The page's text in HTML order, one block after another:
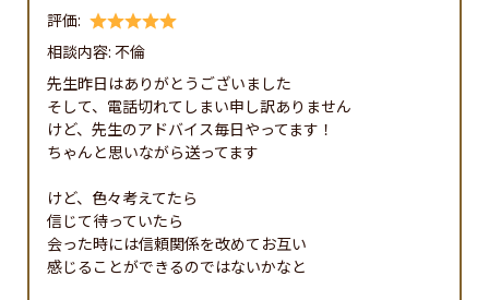
評価:
相談内容: 不倫
先生昨日はありがとうございました
そして、電話切れてしまい申し訳ありません
けど、先生のアドバイス毎日やってます！
ちゃんと思いながら送ってます
けど、色々考えてたら
信じて待っていたら
会った時には信頼関係を改めてお互い
感じることができるのではないかなと